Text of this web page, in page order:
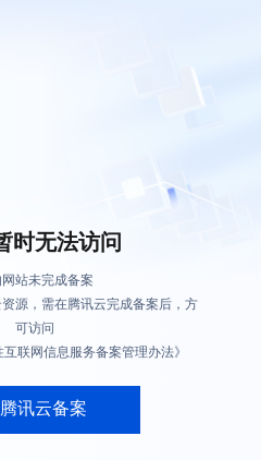
时无法访问
站未完成备案
源，需在腾讯云完成备案后，方
可访问
联网信息服务备案管理办法》
讯云备案